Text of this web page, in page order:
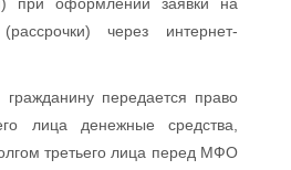
через интернет-
передается право
лица денежные средства,
третьего лица перед МФО